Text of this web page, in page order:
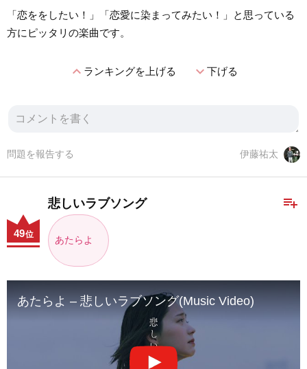
「恋ををしたい！」「恋愛に染まってみたい！」と思っている
方にピッタリの楽曲です。
expand_lessランキングを上げる expand_more下げる
伊藤祐太
問題を報告する
playlist_add
悲しいラブソング
あたらよ
49位
あたらよ – 悲しいラブソング(Music Video)